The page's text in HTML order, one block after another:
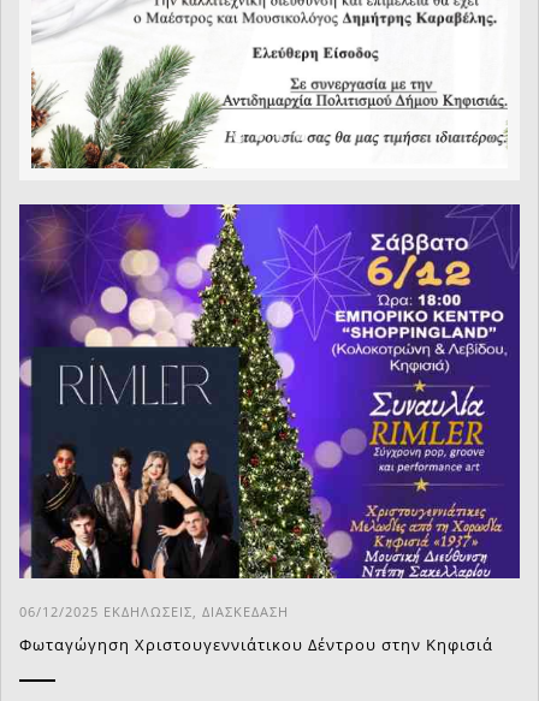
06/12/2025 ΕΚΔΗΛΏΣΕΙΣ ΔΙΑΣΚΈΔΑΣΗ
Φωταγώγηση Χριστουγεννιάτικου Δέντρου στην Κηφισιά